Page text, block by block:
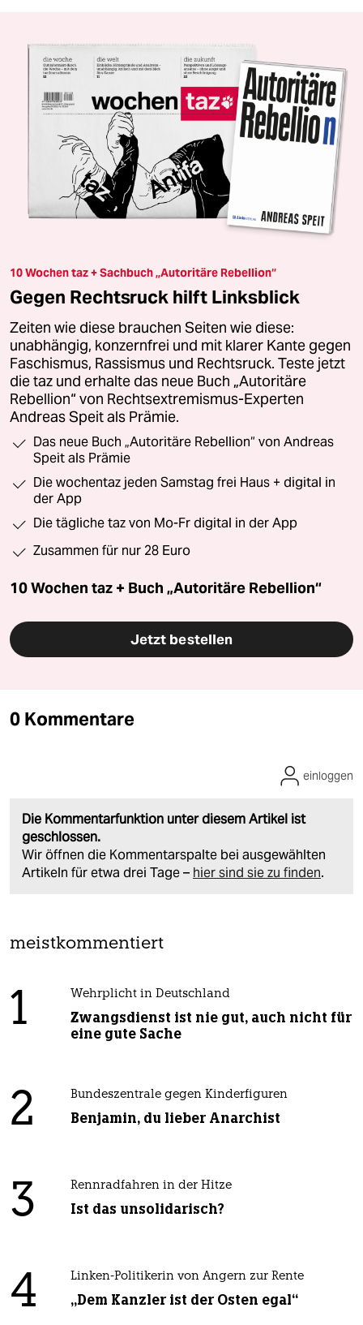
10 Wochen taz + Sachbuch „Autoritäre Rebellion“
Gegen Rechtsruck hilft Linksblick
Zeiten wie diese brauchen Seiten wie diese:
unabhängig, konzernfrei und mit klarer Kante gegen
Faschismus, Rassismus und Rechtsruck. Teste jetzt
die taz und erhalte das neue Buch „Autoritäre
Rebellion“ von Rechtsextremismus-Experten
Andreas Speit als Prämie.
Das neue Buch „Autoritäre Rebellion“ von Andreas
Speit als Prämie
Die wochentaz jeden Samstag frei Haus + digital in
der App
Die tägliche taz von Mo-Fr digital in der App
Zusammen für nur 28 Euro
10 Wochen taz + Buch „Autoritäre Rebellion“
Jetzt bestellen
0 Kommentare
Die Kommentarfunktion unter diesem Artikel ist
geschlossen.
Wir öffnen die Kommentarspalte bei ausgewählten
Artikeln für etwa drei Tage – hier sind sie zu finden.
einloggen
meistkommentiert
1 Wehrplicht in Deutschland
Zwangsdienst ist nie gut, auch nicht für
eine gute Sache
2 Bundeszentrale gegen Kinderfiguren
Benjamin, du lieber Anarchist
3 Rennradfahren in der Hitze
Ist das unsolidarisch?
4 Linken-Politikerin von Angern zur Rente
„Dem Kanzler ist der Osten egal“